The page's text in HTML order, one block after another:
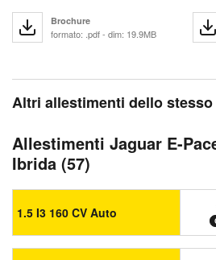
Brochure
formato: .pdf - dim: 19.9MB
Altri allestimenti dello
Allestimenti Jaguar E-
Ibrida (57)
1.5 I3 160 CV Auto